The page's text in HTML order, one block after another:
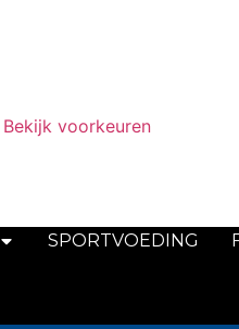
Bekijk voorkeuren
SPORTVOEDING